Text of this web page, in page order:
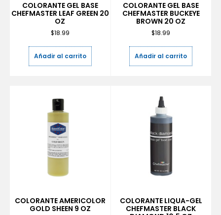
COLORANTE GEL BASE
CHEFMASTER LEAF GREEN 20
OZ
$18.99
Añadir al carrito
COLORANTE GEL BASE
CHEFMASTER BUCKEYE
BROWN 20 OZ
$18.99
Añadir al carrito
COLORANTE AMERICOLOR
GOLD SHEEN 9 OZ
COLORANTE LIQUA-GEL
CHEFMASTER BLACK